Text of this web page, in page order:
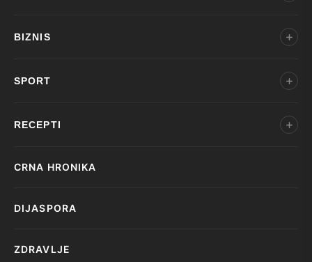
BIZNIS
SPORT
RECEPTI
CRNA HRONIKA
DIJASPORA
ZDRAVLJE